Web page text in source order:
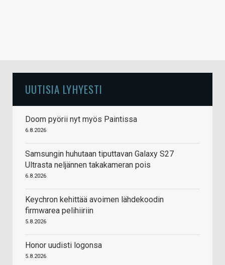
UUTISIA LYHYESTI
Doom pyörii nyt myös Paintissa
6.8.2026
Samsungin huhutaan tiputtavan Galaxy S27
Ultrasta neljännen takakameran pois
6.8.2026
Keychron kehittää avoimen lähdekoodin
firmwarea pelihiiriin
5.8.2026
Honor uudisti logonsa
5.8.2026